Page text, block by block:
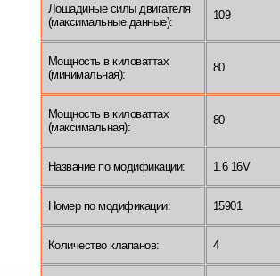
Лошадиные силы двигателя
(максимальные данные):
109
Мощность в киловаттах
(минимальная):
80
Мощность в киловаттах
(максимальная):
80
Название по модификации: 1.6 16V
Номер по модификации: 15901
Количество клапанов: 4